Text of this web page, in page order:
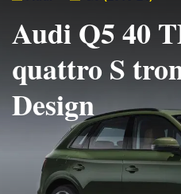
Audi Q5 40
quattro S
Design